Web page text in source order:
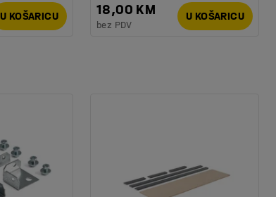
U KOŠARICU 18,00 KM
bez PDV
U KOŠARICU